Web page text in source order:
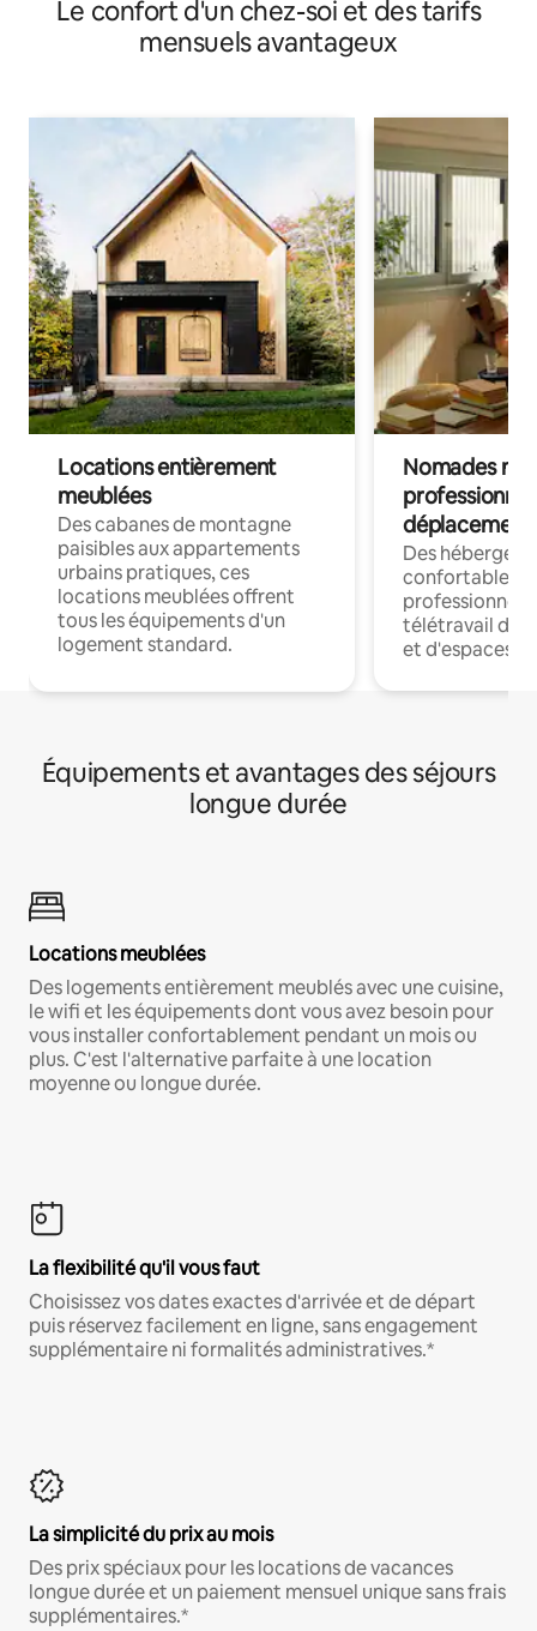
Le confort d'un chez-soi et des tarifs
mensuels avantageux
Locations entièrement
meublées
Des cabanes de montagne
paisibles aux appartements
urbains pratiques, ces
locations meublées offrent
tous les équipements d'un
logement standard.
Nomades
déplacement
Des
confortables
professionnels
télétravail
et d'espaces
Équipements et avantages des séjours
longue durée
Locations meublées
Des logements entièrement meublés avec une cuisine,
le wifi et les équipements dont vous avez besoin pour
vous installer confortablement pendant un mois ou
plus. C'est l'alternative parfaite à une location
moyenne ou longue durée.
La flexibilité qu'il vous faut
Choisissez vos dates exactes d'arrivée et de départ
puis réservez facilement en ligne, sans engagement
supplémentaire ni formalités administratives.*
La simplicité du prix au mois
Des prix spéciaux pour les locations de vacances
longue durée et un paiement mensuel unique sans frais
supplémentaires.*